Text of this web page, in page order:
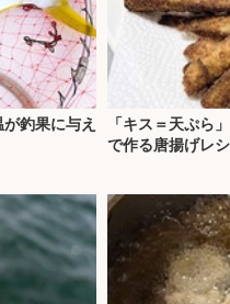
釣果に与え
「キス＝天ぷら
で作る唐揚げレ